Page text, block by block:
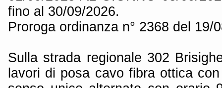
fino al 30/09/2026.
Proroga ordinanza n° 2368 del 19/
Sulla strada regionale 302
lavori di posa cavo fibra ottica